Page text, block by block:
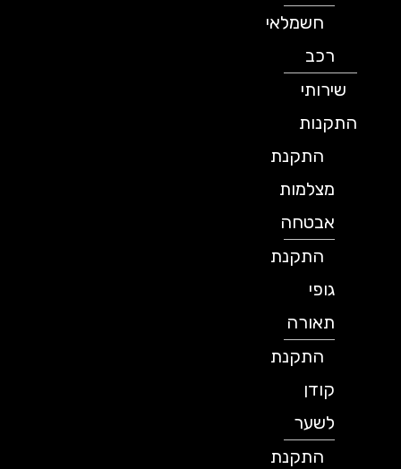
חשמלאי
שירותי
התקנות
התקנת
מצלמות
אבטחה
התקנת
תאורה
התקנת
לשער
התקנת